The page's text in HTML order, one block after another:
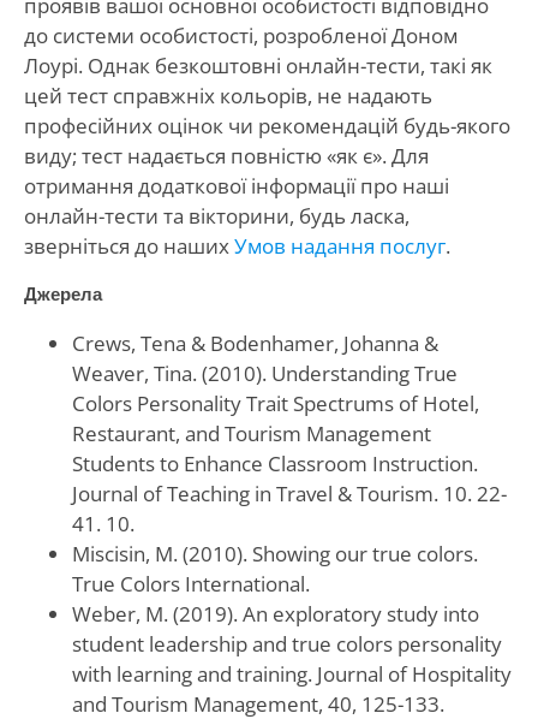
до системи особистості, розробленої Доном
Лоурі. Однак безкоштовні онлайн-тести, такі як
цей тест справжніх кольорів, не надають
професійних оцінок чи рекомендацій будь-якого
виду; тест надається повністю «як є». Для
отримання додаткової інформації про наші
онлайн-тести та вікторини, будь ласка,
зверніться до нашихУмов надання послуг.
Джерела
Crews, Tena & Bodenhamer, Johanna &
Weaver, Tina. (2010). Understanding True
Colors Personality Trait Spectrums of Hotel,
Restaurant, and Tourism Management
Students to Enhance Classroom Instruction.
Journal of Teaching in Travel & Tourism. 10. 22-
41. 10.
Miscisin, M. (2010). Showing our true colors.
True Colors International.
Weber, M. (2019). An exploratory study into
student leadership and true colors personality
with learning and training. Journal of Hospitality
and Tourism Management, 40, 125-133.